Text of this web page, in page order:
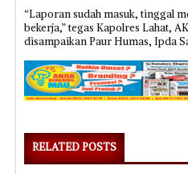
“Laporan sudah masuk, tinggal
bekerja,” tegas Kapolres Lahat,
disampaikan Paur Humas, Ipda
RELATED POSTS